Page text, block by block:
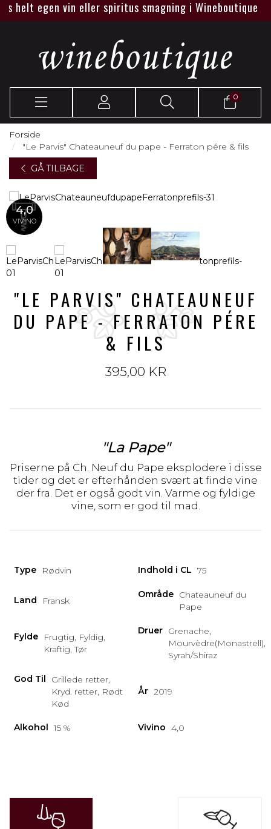
egen vin eller spiritus smagning i Wineboutique eller
0
Forside
"Le Parvis" Chateauneuf du pape - Ferraton pére & fils
GÅ TILBAGE
4,0
VIVINO
"LE PARVIS" CHATEAUNEUF
DU PAPE - FERRATON PÉRE
& FILS
395,00 KR
"La Pape"
Priserne på Ch. Neuf du Pape eksplodere i disse
tider og det er efterhånden svært at finde vine
der fra. Det er også godt vin. Varme og fyldige
vine, som er god til mad.
Type Rødvin Indhold i CL 75
Land Fransk
Område Chateauneuf du
Pape
Fylde
Frugtig, Fyldig,
Kraftig, Tør
Druer Grenache,
Mourvèdre(Monastrell),
Syrah/Shiraz
God Til
Grillede retter,
Kryd. retter, Rødt
Kød
År 2019
Alkohol 15 % Vivino 4,0